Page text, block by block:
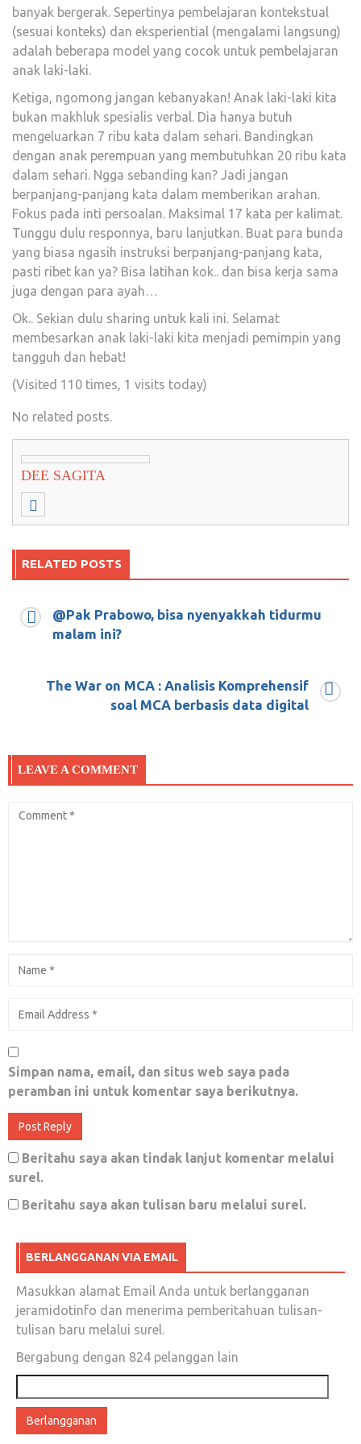
banyak bergerak. Sepertinya pembelajaran kontekstual
(sesuai konteks) dan eksperiential (mengalami langsung)
adalah beberapa model yang cocok untuk pembelajaran
anak laki-laki.
Ketiga, ngomong jangan kebanyakan! Anak laki-laki kita
bukan makhluk spesialis verbal. Dia hanya butuh
mengeluarkan 7 ribu kata dalam sehari. Bandingkan
dengan anak perempuan yang membutuhkan 20 ribu kata
dalam sehari. Ngga sebanding kan? Jadi jangan
berpanjang-panjang kata dalam memberikan arahan.
Fokus pada inti persoalan. Maksimal 17 kata per kalimat.
Tunggu dulu responnya, baru lanjutkan. Buat para bunda
yang biasa ngasih instruksi berpanjang-panjang kata,
pasti ribet kan ya? Bisa latihan kok.. dan bisa kerja sama
juga dengan para ayah…
Ok.. Sekian dulu sharing untuk kali ini. Selamat
membesarkan anak laki-laki kita menjadi pemimpin yang
tangguh dan hebat!
(Visited 110 times, 1 visits today)
No related posts.
DEE SAGITA
RELATED POSTS
0
Jokowi; Menegakkan Benang Basah…
Kerusakan Mental; Kesulitan Move On Dari
Juni 15, 2018 0
Wartawan Senior Sebut Ada Media,
Konglomerat Serta Parpol, Berperilaku
Keparat, Bangsat Dan Laknat
Hentikan Kejahatan KemanusiaanMuslim
Uyghur di Cina
MARI KITA RAYAKAN KEMENANGAN
@Pak Prabowo, bisa nyenyakkah tidurmu
malam ini?
The War on MCA : Analisis Komprehensif
soal MCA berbasis data digital
LEAVE A COMMENT
Simpan nama, email, dan situs web saya pada
peramban ini untuk komentar saya berikutnya.
Beritahu saya akan tindak lanjut komentar melalui
surel.
Beritahu saya akan tulisan baru melalui surel.
BERLANGGANAN VIA EMAIL
Masukkan alamat Email Anda untuk berlangganan
jeramidotinfo dan menerima pemberitahuan tulisan-
tulisan baru melalui surel.
Bergabung dengan 824 pelanggan lain
email